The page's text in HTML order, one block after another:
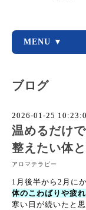
MENU ▼
ブログ
2026-01-25
温めるだけ
整えたい体
アロマテラピー
1月後半から2月に
体のこわばりや疲
寒い日が続いたと